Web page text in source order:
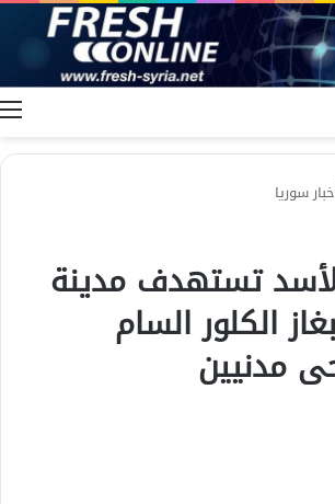
سوريا
تستهدف مدينة
الكلور السام
مدنيين